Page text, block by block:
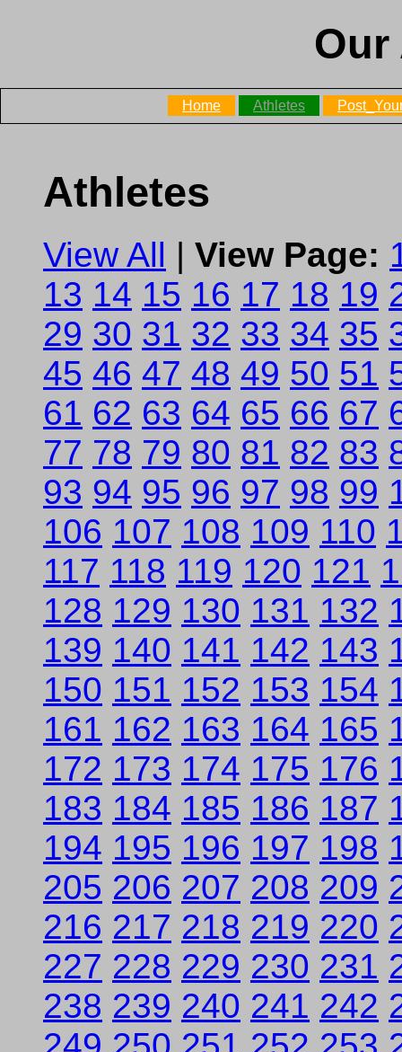
Our
Home Athletes
Athletes
View All | View Page:
13 14 15 16 17 18 19
29 30 31 32 33 34 35
45 46 47 48 49 50 51
61 62 63 64 65 66 67
77 78 79 80 81 82 83
93 94 95 96 97 98 99
106 107 108 109 110
117 118 119 120 121
128 129 130 131 132
139 140 141 142 143
150 151 152 153 154
161 162 163 164 165
172 173 174 175 176
183 184 185 186 187
194 195 196 197 198
205 206 207 208 209
216 217 218 219 220
227 228 229 230 231
238 239 240 241 242